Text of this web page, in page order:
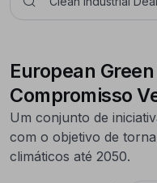
European
Compromisso
Um conjunto de
com o objetivo de
climáticos até 2050.